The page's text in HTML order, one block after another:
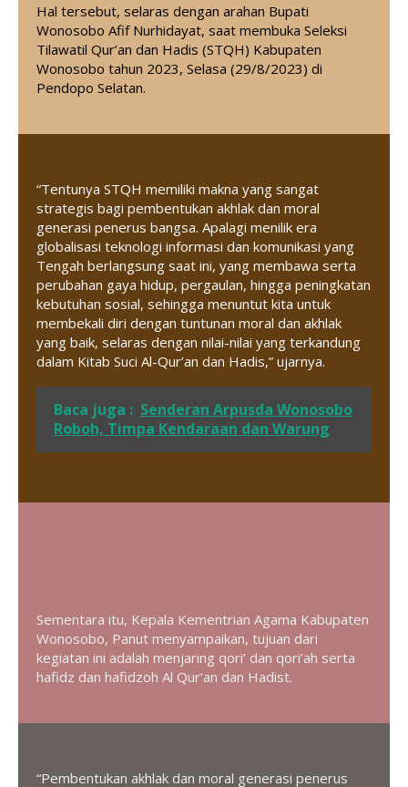
Hal tersebut, selaras dengan arahan Bupati
Wonosobo Afif Nurhidayat, saat membuka Seleksi
Tilawatil Qur’an dan Hadis (STQH) Kabupaten
Wonosobo tahun 2023, Selasa (29/8/2023) di
Pendopo Selatan.
“Tentunya STQH memiliki makna yang sangat
strategis bagi pembentukan akhlak dan moral
generasi penerus bangsa. Apalagi menilik era
globalisasi teknologi informasi dan komunikasi yang
Tengah berlangsung saat ini, yang membawa serta
perubahan gaya hidup, pergaulan, hingga peningkatan
kebutuhan sosial, sehingga menuntut kita untuk
membekali diri dengan tuntunan moral dan akhlak
yang baik, selaras dengan nilai-nilai yang terkandung
dalam Kitab Suci Al-Qur’an dan Hadis,” ujarnya.
Baca juga : Senderan Arpusda Wonosobo
Roboh, Timpa Kendaraan dan Warung
Sementara itu, Kepala Kementrian Agama Kabupaten
Wonosobo, Panut menyampaikan, tujuan dari
kegiatan ini adalah menjaring qori’ dan qori’ah serta
hafidz dan hafidzoh Al Qur’an dan Hadist.
“Pembentukan akhlak dan moral generasi penerus